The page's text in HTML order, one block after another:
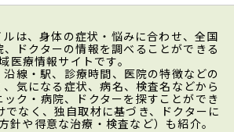
ルは、身体の症状・悩みに合わせ、全国
ドクターの情報を調べることができる
医療情報サイトです。
線・駅、診療時間、医院の特徴などの
気になる症状、病名、検査名などから
ク・病院、ドクターを探すことができ
でなく、独自取材に基づき、ドクターに
針や得意な治療・検査など）も紹介。